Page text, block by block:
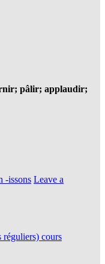
pâlir; applaudir;
-issons Leave a
réguliers) cours